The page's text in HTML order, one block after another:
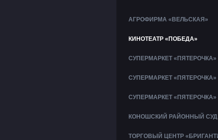
АГРОФИРМА «ВЕЛЬСКАЯ»
КИНОТЕАТР «ПОБЕДА»
СУПЕРМАРКЕТ «ПЯТЕРОЧКА»
СУПЕРМАРКЕТ «ПЯТЕРОЧКА»
СУПЕРМАРКЕТ «ПЯТЕРОЧКА»
КОНОШСКИЙ РАЙОННЫЙ СУД
ТОРГОВЫЙ ЦЕНТР